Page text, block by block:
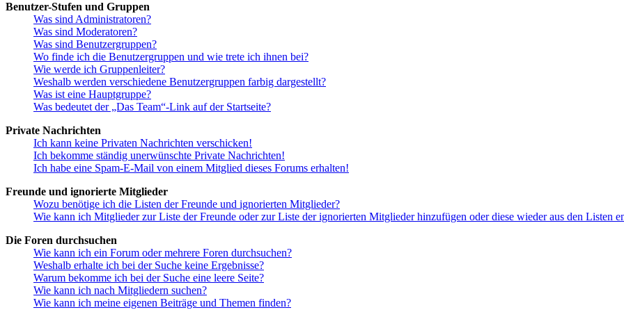
Benutzer-Stufen und Gruppen
Was sind Administratoren?
Was sind Moderatoren?
Was sind Benutzergruppen?
Wo finde ich die Benutzergruppen und wie trete ich ihnen bei?
Wie werde ich Gruppenleiter?
Weshalb werden verschiedene Benutzergruppen farbig dargestellt?
Was ist eine Hauptgruppe?
Was bedeutet der „Das Team“-Link auf der Startseite?
Private Nachrichten
Ich kann keine Privaten Nachrichten verschicken!
Ich bekomme ständig unerwünschte Private Nachrichten!
Ich habe eine Spam-E-Mail von einem Mitglied dieses Forums erhalten!
Freunde und ignorierte Mitglieder
Wozu benötige ich die Listen der Freunde und ignorierten Mitglieder?
Wie kann ich Mitglieder zur Liste der Freunde oder zur Liste der ignorierten Mitglieder hinzufügen oder diese wieder aus den Listen
Die Foren durchsuchen
Wie kann ich ein Forum oder mehrere Foren durchsuchen?
Weshalb erhalte ich bei der Suche keine Ergebnisse?
Warum bekomme ich bei der Suche eine leere Seite?
Wie kann ich nach Mitgliedern suchen?
Wie kann ich meine eigenen Beiträge und Themen finden?